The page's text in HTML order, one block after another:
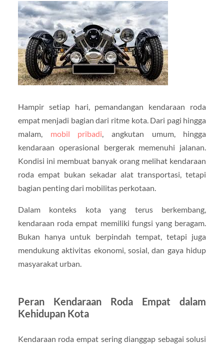
Hampir setiap hari, pemandangan kendaraan roda
empat menjadi bagian dari ritme kota. Dari pagi hingga
malam, mobil pribadi , angkutan umum, hingga
kendaraan operasional bergerak memenuhi jalanan.
Kondisi ini membuat banyak orang melihat kendaraan
roda empat bukan sekadar alat transportasi, tetapi
bagian penting dari mobilitas perkotaan.
Dalam konteks kota yang terus berkembang,
kendaraan roda empat memiliki fungsi yang beragam.
Bukan hanya untuk berpindah tempat, tetapi juga
mendukung aktivitas ekonomi, sosial, dan gaya hidup
masyarakat urban.
Peran Kendaraan Roda Empat dalam
Kehidupan Kota
Kendaraan roda empat sering dianggap sebagai solusi